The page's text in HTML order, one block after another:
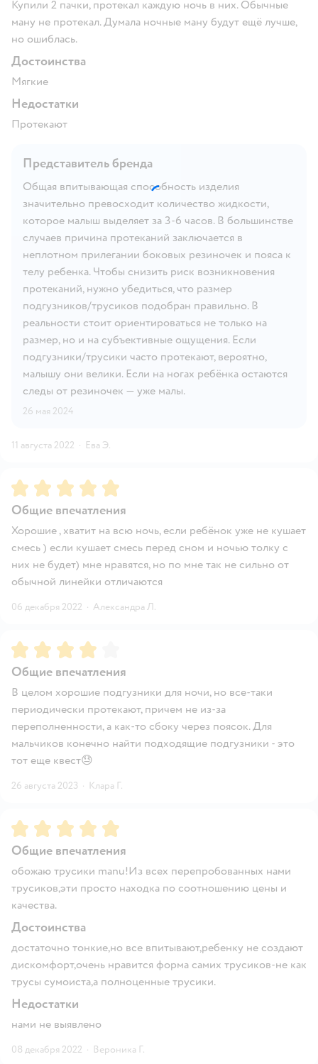
Купили 2 пачки, протекал каждую ночь в них. Обычные
ману не протекал. Думала ночные ману будут ещё лучше,
но ошиблась.
Достоинства
Мягкие
Недостатки
Протекают
Представитель бренда
Общая впитывающая способность изделия
значительно превосходит количество жидкости,
которое малыш выделяет за 3-6 часов. В большинстве
случаев причина протеканий заключается в
неплотном прилегании боковых резиночек и пояса к
телу ребенка. Чтобы снизить риск возникновения
протеканий, нужно убедиться, что размер
подгузников/трусиков подобран правильно. В
реальности стоит ориентироваться не только на
размер, но и на субъективные ощущения. Если
подгузники/трусики часто протекают, вероятно,
малышу они велики. Если на ногах ребёнка остаются
следы от резиночек — уже малы.
26 мая 2024
11 августа 2022 · Ева Э.
Рейтинг:5
Общие впечатления
Хорошие , хватит на всю ночь, если ребёнок уже не кушает
смесь ) если кушает смесь перед сном и ночью толку с
них не будет) мне нравятся, но по мне так не сильно от
обычной линейки отличаются
06 декабря 2022 · Александра Л.
Рейтинг:4
Общие впечатления
В целом хорошие подгузники для ночи, но все-таки
периодически протекают, причем не из-за
переполненности, а как-то сбоку через поясок. Для
мальчиков конечно найти подходящие подгузники - это
тот еще квест😓
26 августа 2023 · Клара Г.
Рейтинг:5
Общие впечатления
обожаю трусики manu!Из всех перепробованных нами
трусиков,эти просто находка по соотношению цены и
качества.
Достоинства
достаточно тонкие,но все впитывают,ребенку не создают
дискомфорт,очень нравится форма самих трусиков-не как
трусы сумоиста,а полноценные трусики.
Недостатки
нами не выявлено
08 декабря 2022 · Вероника Г.